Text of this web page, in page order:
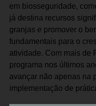
em biosseguridade,
já destina recursos
granjas e promover o
fundamentais para o
atividade. Com mais de
programa nos últimos
avançar não apenas na
implementação de